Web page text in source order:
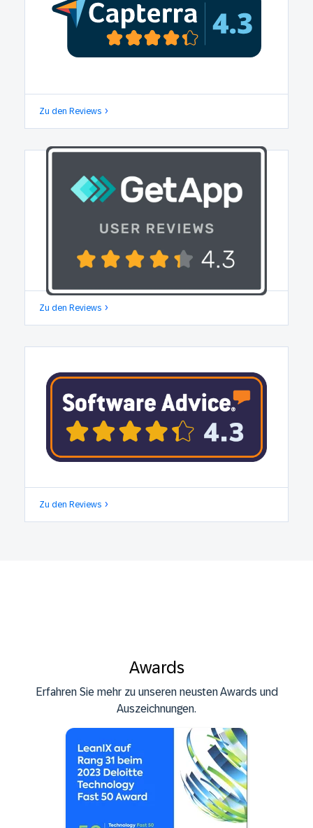
Zu den Reviews
Zu den Reviews
Zu den Reviews
Awards
Erfahren Sie mehr zu unseren neusten Awards und
Auszeichnungen.